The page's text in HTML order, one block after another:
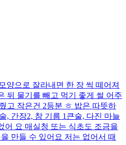
양으로 잘라내면 한 장 씩 떼어져
뒤 물기를 빼고 먹기 좋게 썰 어주
고 작은건 2등분 ㅎ 밥은 따뜻하
, 간장2, 참 기름 1큰술, 다진 마늘
어 요 매실청 또는 식초도 조금을
만들 수 있어요 저는 없어서 때